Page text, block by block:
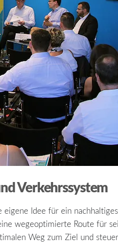
Verkehrssystem
Idee für ein
wegeoptimierte Route für
Weg zum Ziel und